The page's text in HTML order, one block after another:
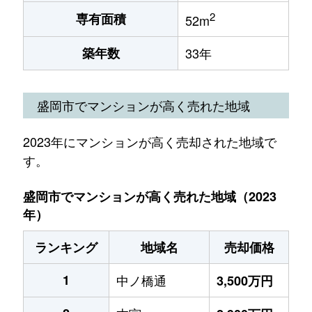
専有面積 52m2
築年数 33年
盛岡市でマンションが高く売れた地域
2023年にマンションが高く売却された地域で
す。
盛岡市でマンションが高く売れた地域（2023
年）
ランキング
地域名
売却価格
1
中ノ橋通
3,500万円